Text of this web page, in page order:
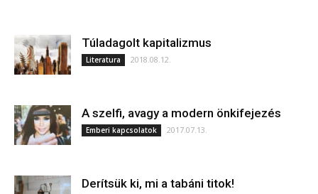
Túladagolt kapitalizmus
Literatura 2018.08.12.
A szelfi, avagy a modern önkifejezés
Emberi kapcsolatok 2017.07.13.
Derítsük ki, mi a tabáni titok!